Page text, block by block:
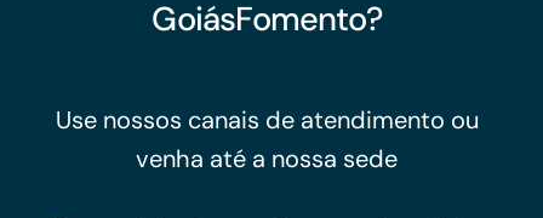
GoiásFomento?
Use nossos canais de atendimento ou
venha até a nossa sede